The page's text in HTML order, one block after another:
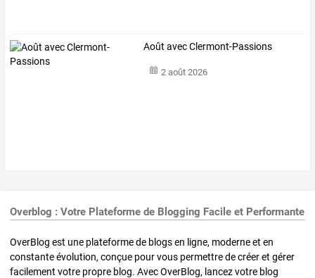
Août avec Clermont-Passions
2 août 2026
Overblog : Votre Plateforme de Blogging Facile et Performante
OverBlog est une plateforme de blogs en ligne, moderne et en
constante évolution, conçue pour vous permettre de créer et gérer
facilement votre propre blog. Avec OverBlog, lancez votre blog